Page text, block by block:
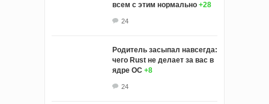
всем с этим нормально +28
24
Родитель засыпал навсегда:
чего Rust не делает за вас в
ядре ОС +8
24